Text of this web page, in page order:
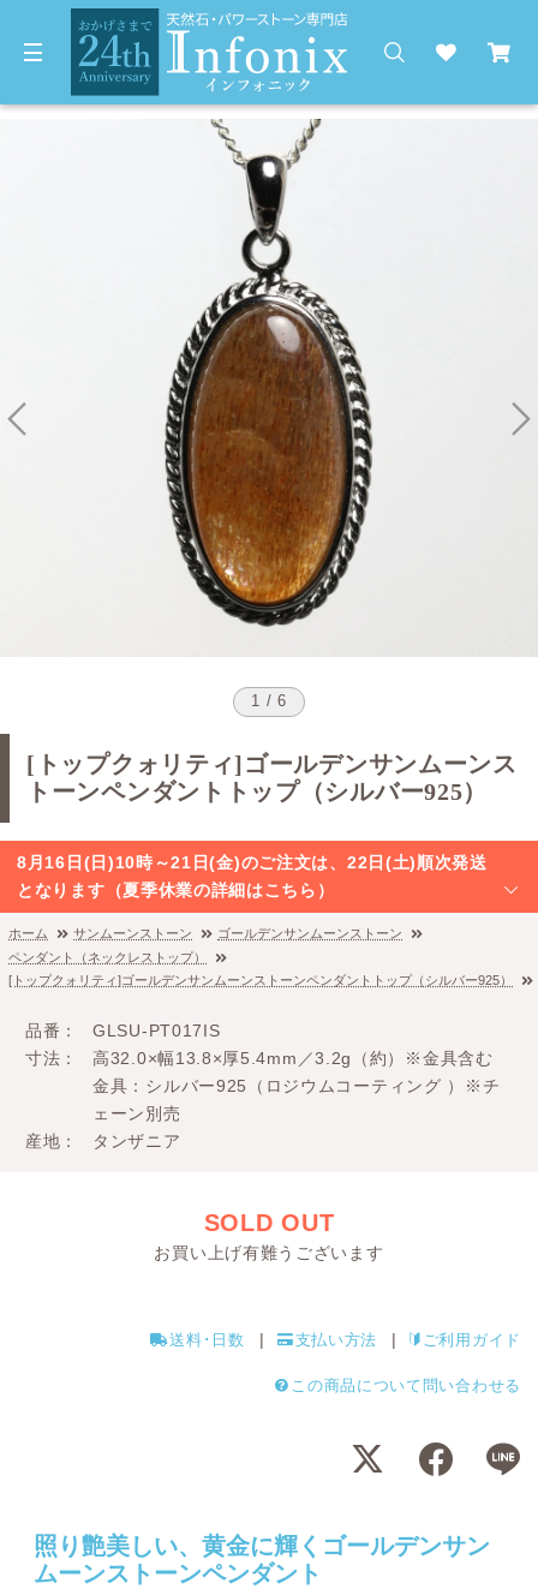
1 / 6
[トップクォリティ]ゴールデンサンムーンス
トーンペンダントトップ（シルバー925）
8月16日(日)10時～21日(金)のご注文は、22日(土)順次発送
となります（夏季休業の詳細はこちら）
ホーム サンムーンストーン
ゴールデンサンムーンストーン
ペンダント（ネックレストップ）
[トップクォリティ]ゴールデンサンムーンストーンペンダントトップ（シルバー925）
品番
GLSU-PT017IS
寸法
高32.0×幅13.8×厚5.4mm／3.2g（約）※金具含む
金具：シルバー925（ロジウムコーティング ）※チ
ェーン別売
産地
タンザニア
SOLD OUT
お買い上げ有難うございます
送料･日数 支払い方法 ご利用ガイド
この商品について問い合わせる
照り艶美しい、黄金に輝くゴールデンサン
ムーンストーンペンダント